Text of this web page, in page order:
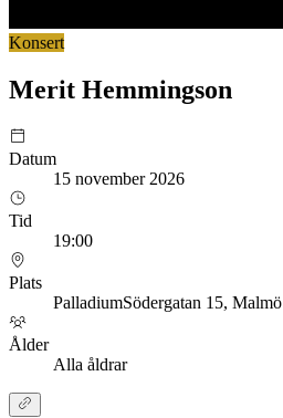
Konsert
Merit Hemmingson
Datum
15 november 2026
Tid
19:00
Plats
PalladiumSödergatan 15, Malmö
Ålder
Alla åldrar